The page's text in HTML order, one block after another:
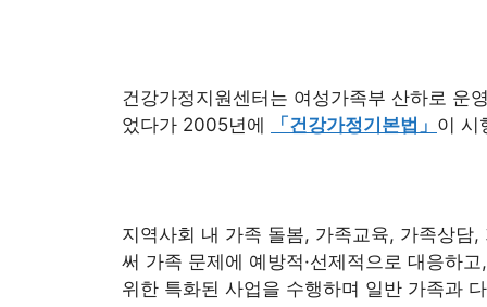
건강가정지원센터는 여성가족부 산하로 운
었다가 2005년에
「건강가정기본법」 이 시
지역사회 내 가족 돌봄, 가족교육, 가족상담
써 가족 문제에 예방적·선제적으로 대응하
위한 특화된 사업을 수행하며 일반 가족과